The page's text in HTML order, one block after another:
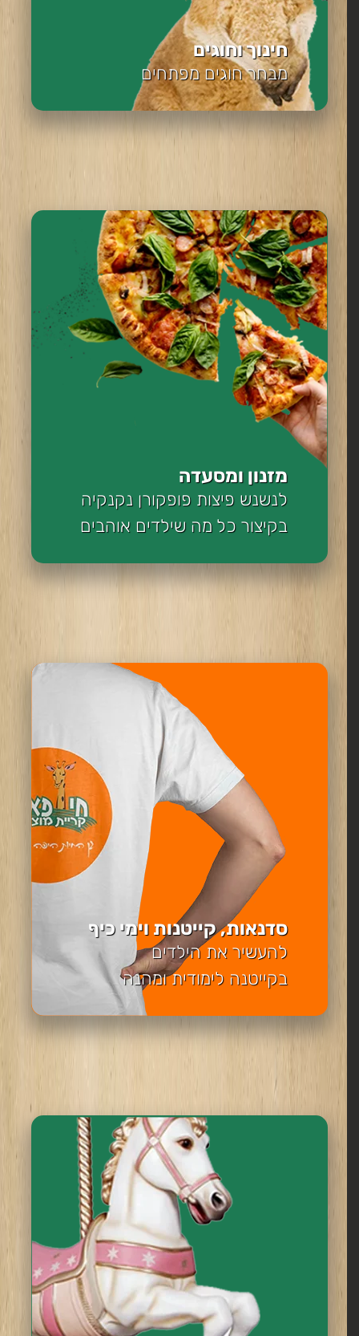
חינוך וחוגים
מבחר חוגים מפתחים
מזנון ומסעדה
לנשנש פיצות פופקורן נקנקיה
בקיצור כל מה שילדים אוהבים
סדנאות, קייטנות וימי כיף
להעשיר את הילדים
בקייטנה לימודית ומהנה